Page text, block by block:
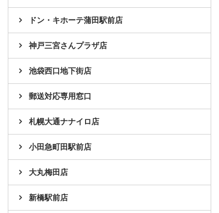
ドン・キホーテ蒲田駅前店
神戸三宮さんプラザ店
池袋西口地下街店
郵送対応専用窓口
札幌大通ナナイロ店
小田急町田駅前店
大丸梅田店
新橋駅前店